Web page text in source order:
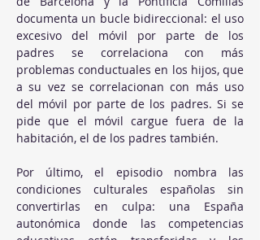
documenta un bucle bidireccional: el uso
excesivo del móvil por parte de los
padres se correlaciona con más
problemas conductuales en los hijos, que
a su vez se correlacionan con más uso
del móvil por parte de los padres. Si se
pide que el móvil cargue fuera de la
habitación, el de los padres también.
Por último, el episodio nombra las
condiciones culturales españolas sin
convertirlas en culpa: una España
autonómica donde las competencias